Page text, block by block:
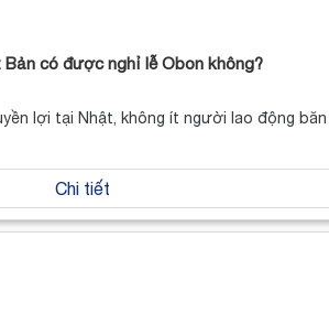
Bản có được nghỉ lễ Obon không?
lợi tại Nhật, không ít người lao động
Chi tiết